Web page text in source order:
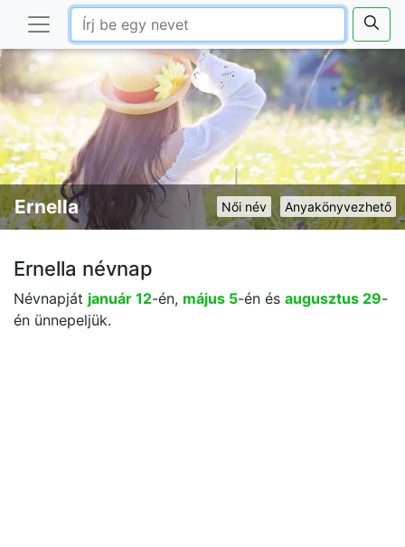
Anyakönyvezhető
Női név
Ernella
Ernella névnap
Névnapját január 12-én, május 5-én és augusztus 29-
én ünnepeljük.